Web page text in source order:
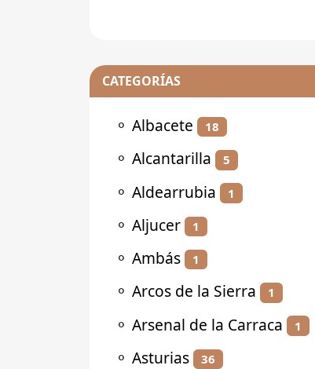
CATEGORÍAS
⚬ Albacete 18
⚬ Alcantarilla 5
⚬ Aldearrubia 1
⚬ Aljucer 1
⚬ Ambás 1
⚬ Arcos de la Sierra 1
⚬ Arsenal de la Carraca 1
⚬ Asturias 36